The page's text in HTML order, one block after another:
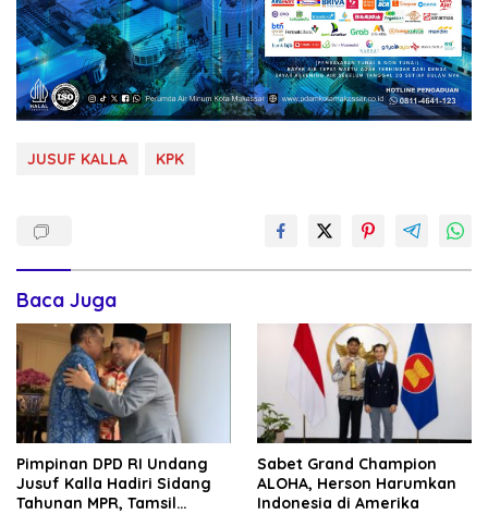
JUSUF KALLA KPK
Baca Juga
Pimpinan DPD RI Undang
Jusuf Kalla Hadiri Sidang
Tahunan MPR, Tamsil
Sabet Grand Champion
ALOHA, Herson Harumkan
Indonesia di Amerika